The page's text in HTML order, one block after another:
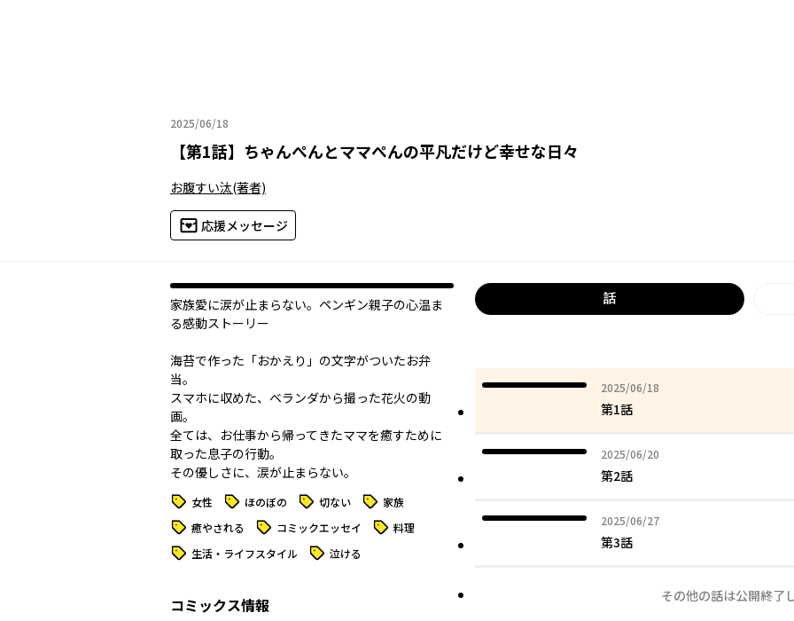
2025/06/18
2025年06月18日
【第1話】 ちゃんぺんとママぺんの平凡だけど幸せな日々
お腹すい汰(著者)
応援メッセージ
家族愛に涙が止まらない。ペンギン親子の心温ま
る感動ストーリー
海苔で作った「おかえり」の文字がついたお弁
当。
スマホに収めた、ベランダから撮った花火の動
画。
全ては、お仕事から帰ってきたママを癒すために
取った息子の行動。
その優しさに、涙が止まらない。
タグ 女性 タグ ほのぼの タグ 切ない タグ 家族
タグ 癒やされる タグ コミックエッセイ タグ 料理
タグ 生活・ライフスタイル タグ 泣ける
コミックス情報
話
2025/06/18
2025年06月18日
第1話
2025/06/20
2025年06月20日
第2話
2025/06/27
2025年06月27日
第3話
その他の話は公開終了